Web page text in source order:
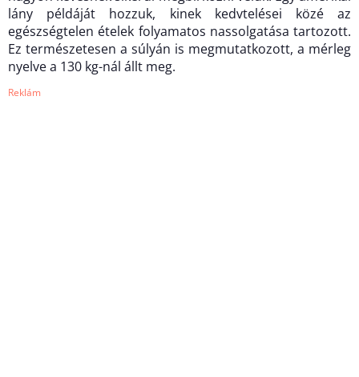
lány példáját hozzuk, kinek kedvtelései közé az
egészségtelen ételek folyamatos nassolgatása tartozott.
Ez természetesen a súlyán is megmutatkozott, a mérleg
nyelve a 130 kg-nál állt meg.
Reklám